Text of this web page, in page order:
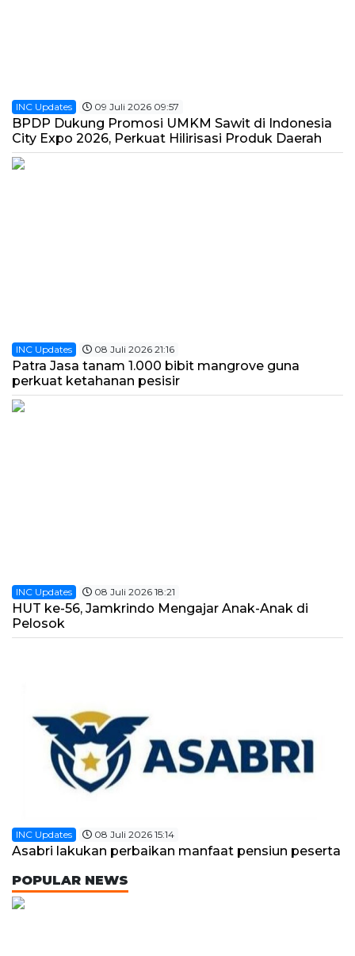
INC Updates 09 Juli 2026 09:57
BPDP Dukung Promosi UMKM Sawit di Indonesia
City Expo 2026, Perkuat Hilirisasi Produk Daerah
INC Updates 08 Juli 2026 21:16
Patra Jasa tanam 1.000 bibit mangrove guna
perkuat ketahanan pesisir
INC Updates 08 Juli 2026 18:21
HUT ke-56, Jamkrindo Mengajar Anak-Anak di
Pelosok
INC Updates 08 Juli 2026 15:14
Asabri lakukan perbaikan manfaat pensiun peserta
POPULAR NEWS